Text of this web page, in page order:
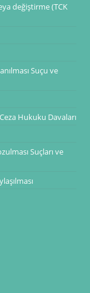
değiştirme (TCK
Suçu ve
Hukuku Davaları
Suçları ve